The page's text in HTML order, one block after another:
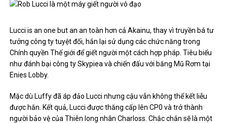
Lucci is an one but an an toàn hơn cả Akainu, thay vì truyền bá tư
tưởng công ty tuyệt đối, hắn lại sử dụng các chức năng trong
Chính quyền Thế giới để giết người một cách hợp pháp. Tiêu biểu
như đánh bại công ty Skypiea và chiến đấu với băng Mũ Rơm tại
Enies Lobby.
Mặc dù Luffy đã áp đảo Lucci nhưng cậu vẫn không thể kết liễu
được hắn. Kết quả, Lucci được thăng cấp lên CP0 và trở thành
người bảo vệ của Thiên long nhân Charloss. Chắc chắn sẽ là một